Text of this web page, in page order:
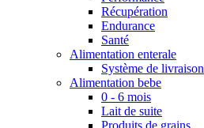
Récupération
Endurance
Santé
Alimentation enterale
Système de livraison
Alimentation bebe
0 - 6 mois
Lait de suite
Produits de grains